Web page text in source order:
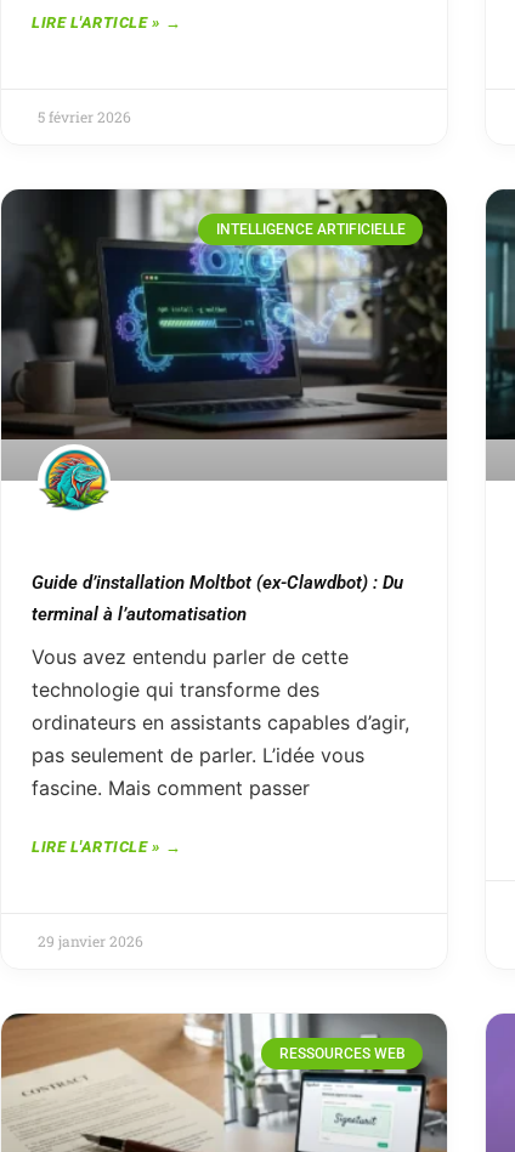
LIRE L'ARTICLE »
5 février 2026
INTELLIGENCE ARTIFICIELLE
Guide d’installation Moltbot (ex-Clawdbot) : Du
terminal à l’automatisation
Vous avez entendu parler de cette
technologie qui transforme des
ordinateurs en assistants capables d’agir,
pas seulement de parler. L’idée vous
fascine. Mais comment passer
LIRE L'ARTICLE »
29 janvier 2026
RESSOURCES WEB